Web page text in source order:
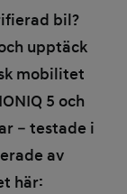
bil?
upptäck
mobilitet
5 och
– testade i
av
här: